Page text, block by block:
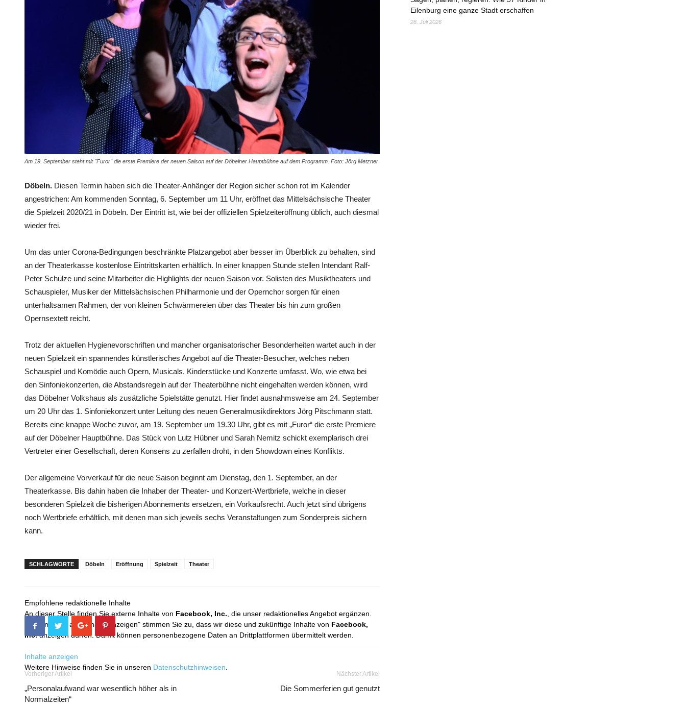
Am 19. September steht mit "Furor" die erste Premiere der neuen Saison auf der Döbelner Hauptbühne auf dem Programm. Foto: Jörg Metzner
Döbeln. Diesen Termin haben sich die Theater-Anhänger der Region sicher schon rot im Kalender
angestrichen: Am kommenden Sonntag, 6. September um 11 Uhr, eröffnet das Mittelsächsische Theater
die Spielzeit 2020/21 in Döbeln. Der Eintritt ist, wie bei der offiziellen Spielzeiteröffnung üblich, auch diesmal
wieder frei.
Um das unter Corona-Bedingungen beschränkte Platzangebot aber besser im Überblick zu behalten, sind
an der Theaterkasse kostenlose Eintrittskarten erhältlich. In einer knappen Stunde stellen Intendant Ralf-
Peter Schulze und seine Mitarbeiter die Highlights der neuen Saison vor. Solisten des Musiktheaters und
Schauspieler, Musiker der Mittelsächsischen Philharmonie und der Opernchor sorgen für einen
unterhaltsamen Rahmen, der von kleinen Schwärmereien über das Theater bis hin zum großen
Opernsextett reicht.
Trotz der aktuellen Hygienevorschriften und mancher organisatorischer Besonderheiten wartet auch in der
neuen Spielzeit ein spannendes künstlerisches Angebot auf die Theater-Besucher, welches neben
Schauspiel und Komödie auch Opern, Musicals, Kinderstücke und Konzerte umfasst. Wo, wie etwa bei
den Sinfoniekonzerten, die Abstandsregeln auf der Theaterbühne nicht eingehalten werden können, wird
das Döbelner Volkshaus als zusätzliche Spielstätte genutzt. Hier findet ausnahmsweise am 24. September
um 20 Uhr das 1. Sinfoniekonzert unter Leitung des neuen Generalmusikdirektors Jörg Pitschmann statt.
Bereits eine knappe Woche zuvor, am 19. September um 19.30 Uhr, gibt es mit „Furor“ die erste Premiere
auf der Döbelner Hauptbühne. Das Stück von Lutz Hübner und Sarah Nemitz schickt exemplarisch drei
Vertreter einer Gesellschaft, deren Konsens zu zerfallen droht, in den Showdown eines Konflikts.
Der allgemeine Vorverkauf für die neue Saison beginnt am Dienstag, den 1. September, an der
Theaterkasse. Bis dahin haben die Inhaber der Theater- und Konzert-Wertbriefe, welche in dieser
besonderen Spielzeit die bisherigen Abonnements ersetzen, ein Vorkaufsrecht. Auch jetzt sind übrigens
noch Wertbriefe erhältlich, mit denen man sich jeweils sechs Veranstaltungen zum Sonderpreis sichern
kann.
SCHLAGWORTE Döbeln Eröffnung Spielzeit Theater
Empfohlene redaktionelle Inhalte
An dieser Stelle finden Sie externe Inhalte von Facebook, Inc. , die unser redaktionelles Angebot ergänzen.
Mit dem Klick auf "Inhalte anzeigen" stimmen Sie zu, dass wir diese und zukünftige Inhalte von Facebook,
Inc.anzeigen dürfen. Damit können personenbezogene Daten an Drittplattformen übermittelt werden.
Inhalte anzeigen
Weitere Hinweise finden Sie in unseren Datenschutzhinweisen
Vorheriger Artikel
„Personalaufwand war wesentlich höher als in
Normalzeiten“
Nächster Artikel
Die Sommerferien gut genutzt
Eilenburg eine ganze Stadt erschaffen
28. Juli 2026